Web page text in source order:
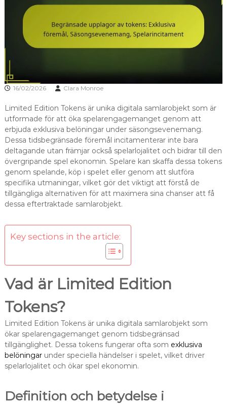
16/02/2026 Clara Monroe
Limited Edition Tokens är unika digitala samlarobjekt som är
utformade för att öka spelarengagemanget genom att
erbjuda exklusiva belöningar under säsongsevenemang.
Dessa tidsbegränsade föremål incitamenterar inte bara
deltagande utan främjar också spelarlojalitet och bidrar till den
övergripande spel ekonomin. Spelare kan skaffa dessa tokens
genom spelande, köp i spelet eller genom att slutföra
specifika utmaningar, vilket gör det viktigt att förstå de
tillgängliga alternativen för att maximera sina chanser att få
dessa eftertraktade samlarobjekt.
Key sections in the article:
Vad är Limited Edition
Tokens?
Limited Edition Tokens är unika digitala samlarobjekt som
ökar spelarengagemanget genom tidsbegränsad
tillgänglighet. Dessa tokens fungerar ofta som exklusiva
belöningarunder speciella händelser i spelet, vilket driver
spelarlojalitet och ökar spel ekonomin.
Definition och betydelse i